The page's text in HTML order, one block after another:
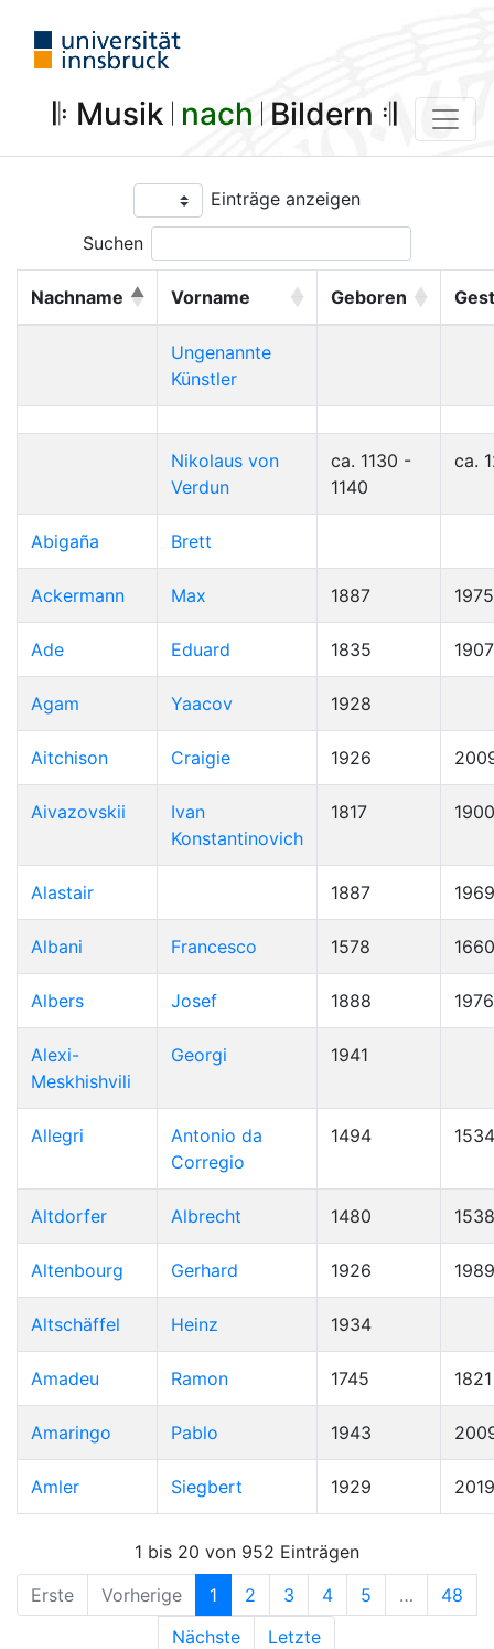
𝄆 Musik 𝄀 nach 𝄀 Bildern 𝄇
Einträge anzeigen
Suchen
Nachname Vorname Geboren
Ungenannte
Künstler
Nikolaus von
Verdun
ca. 1130 -
1140
ca.
Abigaña Brett
Ackermann Max 1887 1975
Ade Eduard 1835 1907
Agam Yaacov 1928
Aitchison Craigie 1926
Aivazovskii
Ivan
Konstantinovich
1817 1900
Alastair 1887 1969
Albani Francesco 1578 1660
Albers Josef 1888 1976
Alexi-
Meskhishvili
Georgi 1941
Allegri
Antonio da
Corregio
1494 1534
Altdorfer Albrecht 1480 1538
Altenbourg Gerhard 1926 1989
Altschäffel Heinz 1934
Amadeu Ramon 1745 1821
Amaringo Pablo 1943
Amler Siegbert 1929 2019
1 bis 20 von 952 Einträgen
Erste
Vorherige 1 2 3 4 5 …
48
Nächste
Letzte